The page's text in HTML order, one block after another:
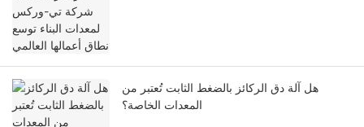
هل آلة دق الركائز بالضغط الثابت تُعتبر من
المعدات الخاصة؟